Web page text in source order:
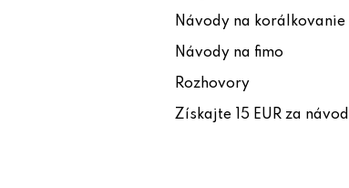
Návody na korálkovanie
Návody na fimo
Rozhovory
Získajte 15 EUR za návod